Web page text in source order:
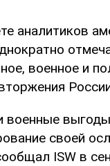
аналитиков
военное и
своей
ISW в